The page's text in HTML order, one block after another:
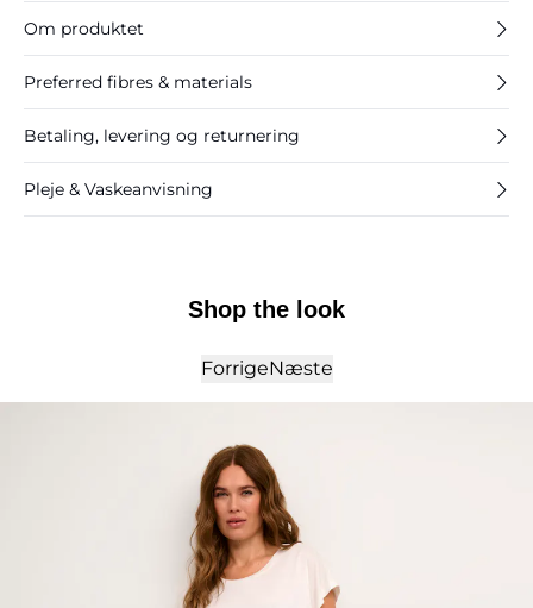
Om produktet
Preferred fibres & materials
Betaling, levering og returnering
Pleje & Vaskeanvisning
Shop the look
ForrigeNæste